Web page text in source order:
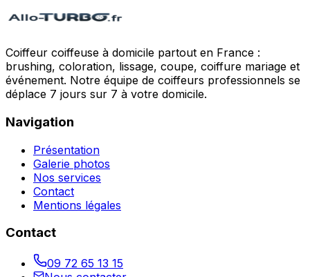
Coiffeur coiffeuse à domicile partout en France :
brushing, coloration, lissage, coupe, coiffure mariage et
événement. Notre équipe de coiffeurs professionnels se
déplace 7 jours sur 7 à votre domicile.
Navigation
Présentation
Galerie photos
Nos services
Contact
Mentions légales
Contact
09 72 65 13 15